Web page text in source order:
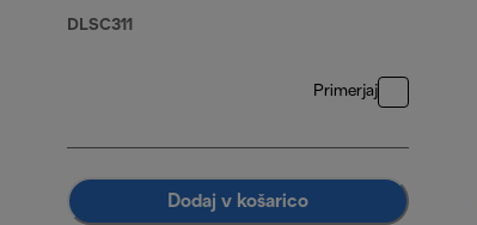
DLSC311
Primerjaj
Dodaj v košarico